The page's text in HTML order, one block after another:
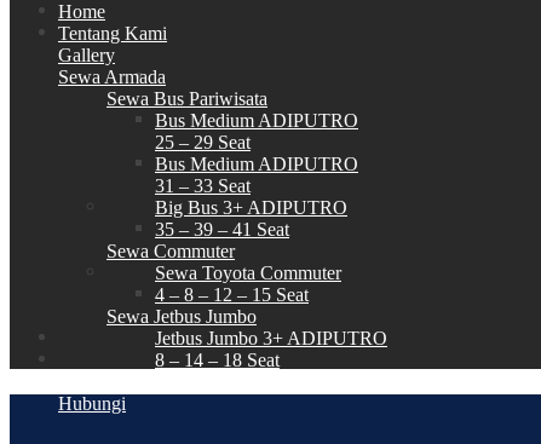
Home
Tentang Kami
Gallery
Sewa Armada
Sewa Bus Pariwisata
Bus Medium ADIPUTRO
25 – 29 Seat
Bus Medium ADIPUTRO
31 – 33 Seat
Big Bus 3+ ADIPUTRO
35 – 39 – 41 Seat
Sewa Commuter
Sewa Toyota Commuter
4 – 8 – 12 – 15 Seat
Sewa Jetbus Jumbo
Jetbus Jumbo 3+ ADIPUTRO
8 – 14 – 18 Seat
Hubungi